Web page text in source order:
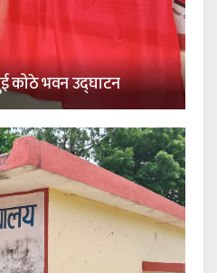
कोठे भवन उद्घाटन